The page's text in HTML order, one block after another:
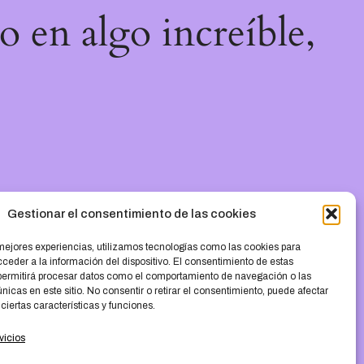
Gestionar el consentimiento de las cookies
experiencias, utilizamos tecnologías como las cookies para
a la información del dispositivo. El consentimiento de estas
procesar datos como el comportamiento de navegación o las
en este sitio. No consentir o retirar el consentimiento, puede afectar
características y funciones.
en algo increíble,